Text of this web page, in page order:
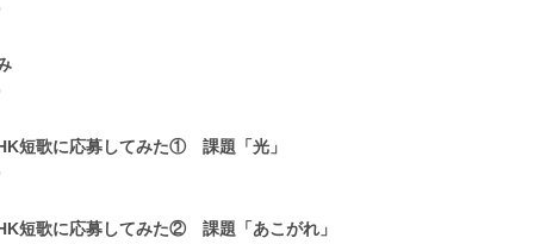
短歌に応募してみた① 課題「光」
短歌に応募してみた② 課題「あこがれ」